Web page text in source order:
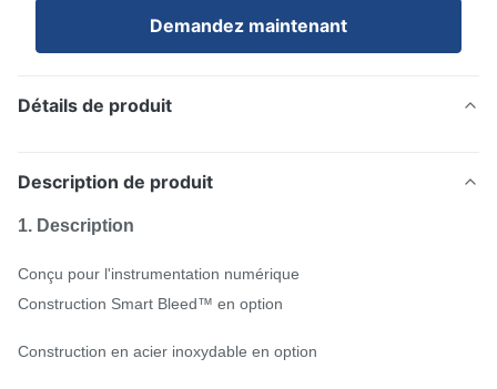
Demandez maintenant
Détails de produit
Description de produit
1. Description
Conçu pour l'instrumentation numérique
Construction Smart Bleed™ en option
Construction en acier inoxydable en option